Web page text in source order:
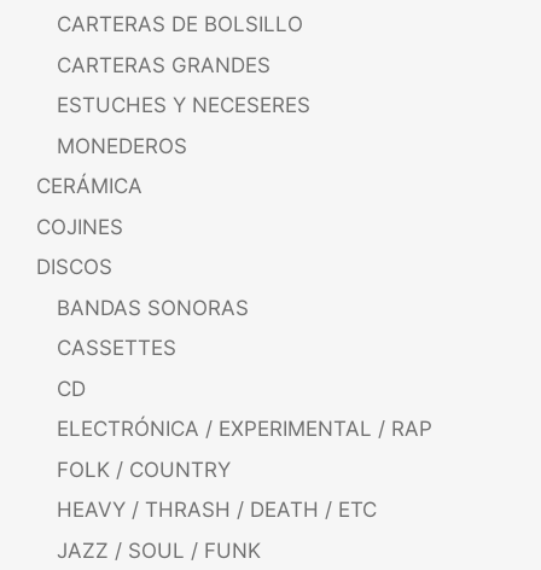
CARTERAS DE BOLSILLO
CARTERAS GRANDES
ESTUCHES Y NECESERES
MONEDEROS
CERÁMICA
COJINES
DISCOS
BANDAS SONORAS
CASSETTES
CD
ELECTRÓNICA / EXPERIMENTAL / RAP
FOLK / COUNTRY
HEAVY / THRASH / DEATH / ETC
JAZZ / SOUL / FUNK